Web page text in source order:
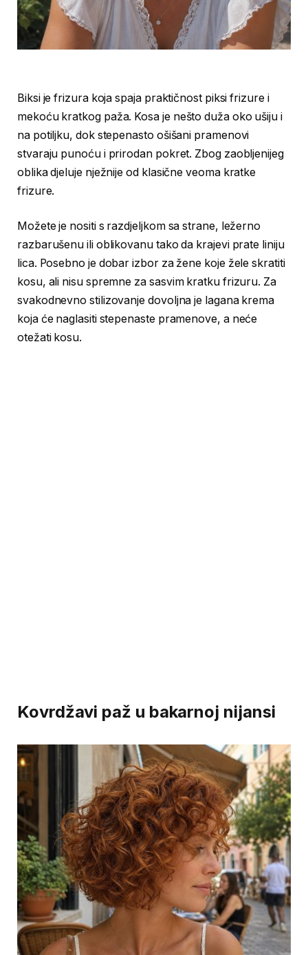
Biksi je frizura koja spaja praktičnost piksi frizure i
mekoću kratkog paža. Kosa je nešto duža oko ušiju i
na potiljku, dok stepenasto ošišani pramenovi
stvaraju punoću i prirodan pokret. Zbog zaobljenijeg
oblika djeluje nježnije od klasične veoma kratke
frizure.
Možete je nositi s razdjeljkom sa strane, ležerno
razbarušenu ili oblikovanu tako da krajevi prate liniju
lica. Posebno je dobar izbor za žene koje žele skratiti
kosu, ali nisu spremne za sasvim kratku frizuru. Za
svakodnevno stilizovanje dovoljna je lagana krema
koja će naglasiti stepenaste pramenove, a neće
otežati kosu.
Kovrdžavi paž u bakarnoj nijansi